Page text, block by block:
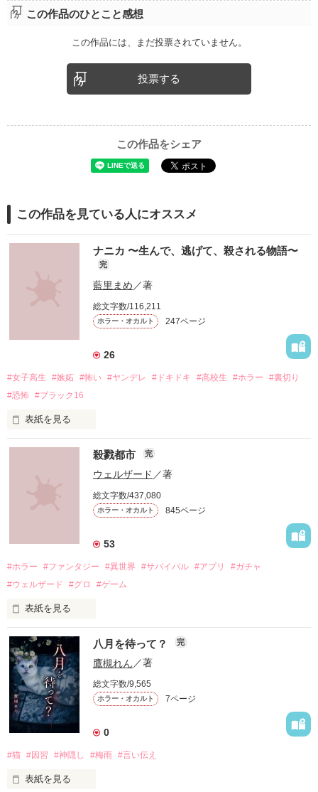
この作品のひとこと感想
この作品には、まだ投票されていません。
投票する
この作品をシェア
この作品を見ている人にオススメ
ナニカ 〜生んで、逃げて、殺される物語〜
完
藍里まめ ／著
総文字数/116,211
ホラー・オカルト 247ページ
26
#女子高生 #嫉妬 #怖い #ヤンデレ #ドキドキ #高校生 #ホラー
#裏切り
#恐怖
#ブラック16
表紙を見る
「お願い、正気に戻って！」
「ずっと一緒にいてあげる。
自分勝手な女子高生たちの
恋と友情、そして……
バケモノを生んで、殺して、殺される物語。
殺戮都市 完
ウェルザード ／著
総文字数/437,080
ホラー・オカルト 845ページ
53
#ホラー #ファンタジー #異世界 #サバイバル #アプリ
#ガチャ
#ウェルザード
#グロ #ゲーム
表紙を見る
円形の都市で、生きる為に人を殺す。
定められたシステムに抗う事が出来ずに、流されるままに。
殺し殺され、命の灯が完全に消えるまで。
高い壁に阻まれ、出る事が出来ない街。
八月を待って？ 完
鷹槻れん／著
総文字数/9,565
ホラー・オカルト 7ページ
0
#猫 #因習 #神隠し #梅雨 #言い伝え
表紙を見る